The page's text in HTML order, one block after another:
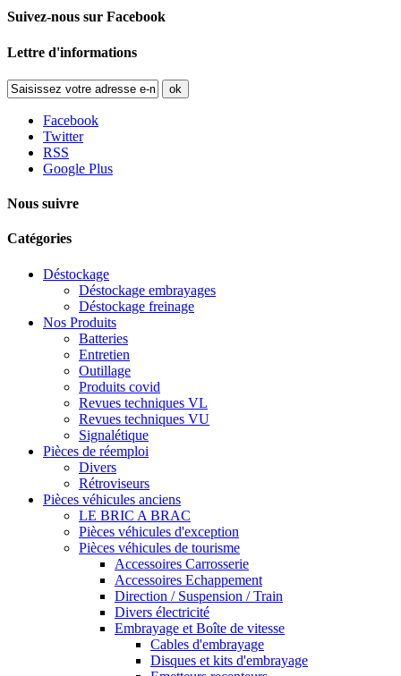
Suivez-nous sur Facebook
Lettre d'informations
ok
Facebook
Twitter
RSS
Google Plus
Nous suivre
Catégories
Déstockage
Déstockage embrayages
Déstockage freinage
Nos Produits
Batteries
Entretien
Outillage
Produits covid
Revues techniques VL
Revues techniques VU
Signalétique
Pièces de réemploi
Divers
Rétroviseurs
Pièces véhicules anciens
LE BRIC A BRAC
Pièces véhicules d'exception
Pièces véhicules de tourisme
Accessoires Carrosserie
Accessoires Echappement
Direction / Suspension / Train
Divers électricité
Embrayage et Boîte de vitesse
Cables d'embrayage
Disques et kits d'embrayage